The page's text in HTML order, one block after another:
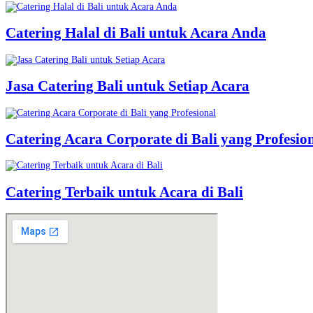
Catering Halal di Bali untuk Acara Anda
Jasa Catering Bali untuk Setiap Acara
Catering Acara Corporate di Bali yang
Catering Terbaik untuk Acara di Bali